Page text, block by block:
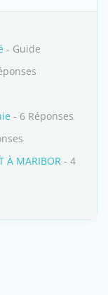
- Guide
- 6 Réponses
À MARIBOR - 4